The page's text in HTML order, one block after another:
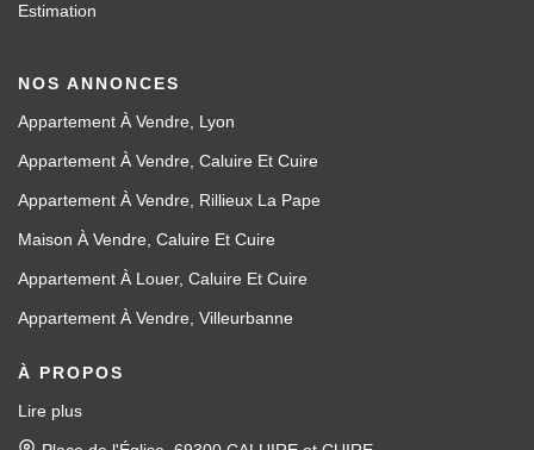
Estimation
NOS ANNONCES
Appartement À Vendre, Lyon
Appartement À Vendre, Caluire Et Cuire
Appartement À Vendre, Rillieux La Pape
Maison À Vendre, Caluire Et Cuire
Appartement À Louer, Caluire Et Cuire
Appartement À Vendre, Villeurbanne
À PROPOS
Lire plus